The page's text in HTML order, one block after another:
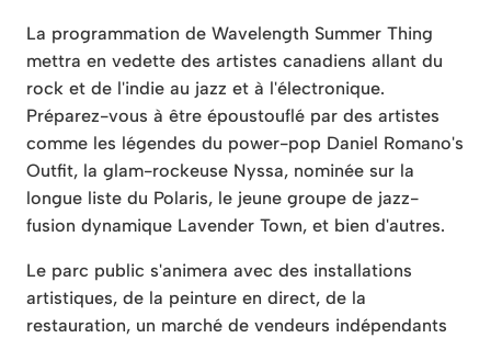
La programmation de Wavelength Summer Thing
mettra en vedette des artistes canadiens allant du
rock et de l'indie au jazz et à l'électronique.
Préparez-vous à être époustouflé par des artistes
comme les légendes du power-pop Daniel Romano's
Outfit, la glam-rockeuse Nyssa, nominée sur la
longue liste du Polaris, le jeune groupe de jazz-
fusion dynamique Lavender Town, et bien d'autres.
Le parc public s'animera avec des installations
artistiques, de la peinture en direct, de la
restauration, un marché de vendeurs indépendants